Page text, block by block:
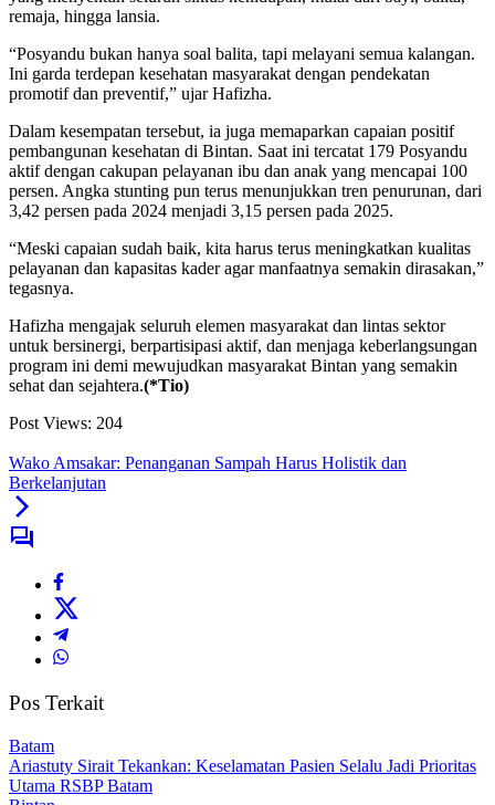
remaja, hingga lansia.
“Posyandu bukan hanya soal balita, tapi melayani semua kalangan.
Ini garda terdepan kesehatan masyarakat dengan pendekatan
promotif dan preventif,” ujar Hafizha.
Dalam kesempatan tersebut, ia juga memaparkan capaian positif
pembangunan kesehatan di Bintan. Saat ini tercatat 179 Posyandu
aktif dengan cakupan pelayanan ibu dan anak yang mencapai 100
persen. Angka stunting pun terus menunjukkan tren penurunan, dari
3,42 persen pada 2024 menjadi 3,15 persen pada 2025.
“Meski capaian sudah baik, kita harus terus meningkatkan kualitas
pelayanan dan kapasitas kader agar manfaatnya semakin dirasakan,”
tegasnya.
Hafizha mengajak seluruh elemen masyarakat dan lintas sektor
untuk bersinergi, berpartisipasi aktif, dan menjaga keberlangsungan
program ini demi mewujudkan masyarakat Bintan yang semakin
sehat dan sejahtera.(*Tio)
Post Views: 204
Wako Amsakar: Penanganan Sampah Harus Holistik dan
Berkelanjutan
Pos Terkait
Batam
Ariastuty Sirait Tekankan: Keselamatan Pasien Selalu Jadi Prioritas
Utama RSBP Batam